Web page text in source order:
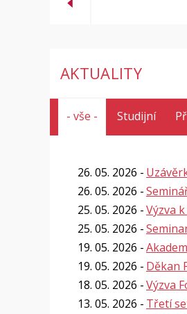
AKTUALITY
- vše - Studijní
26. 05. 2026
26. 05. 2026
25. 05. 2026
Výzva
25. 05. 2026
19. 05. 2026
19. 05. 2026
Děkan
18. 05. 2026
Výzva
13. 05. 2026
Třetí